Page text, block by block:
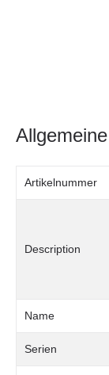
Artikelnummer
Description
Name
Serien